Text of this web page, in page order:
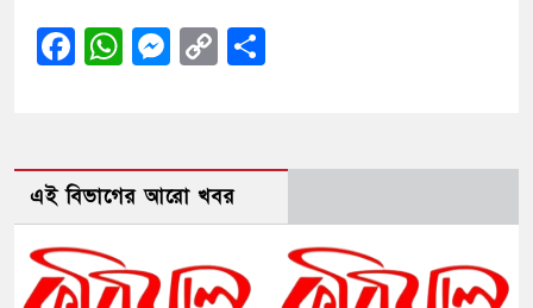
Facebook
WhatsApp
Messenger
Copy
এই বিভাগের আরো খবর